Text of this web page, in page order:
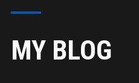
MY BLOG